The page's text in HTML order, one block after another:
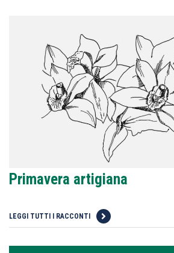
Primavera artigiana
LEGGI TUTTI I RACCONTI